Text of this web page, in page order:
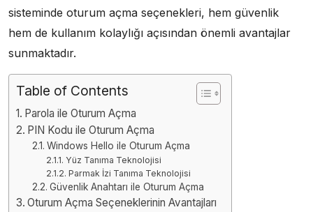
sisteminde oturum açma seçenekleri, hem güvenlik
hem de kullanım kolaylığı açısından önemli avantajlar
sunmaktadır.
Table of Contents
Parola ile Oturum Açma
PIN Kodu ile Oturum Açma
Windows Hello ile Oturum Açma
Yüz Tanıma Teknolojisi
Parmak İzi Tanıma Teknolojisi
Güvenlik Anahtarı ile Oturum Açma
Oturum Açma Seçeneklerinin Avantajları